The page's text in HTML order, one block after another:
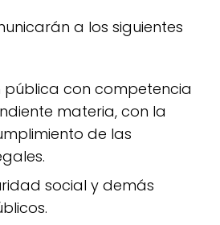
a los siguientes
pública con competencia
materia, con la
de las
social y demás